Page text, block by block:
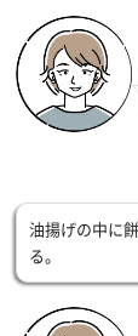
油揚げの中に
る。